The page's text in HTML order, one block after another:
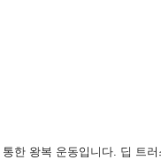
왕복 운동입니다. 딥 트